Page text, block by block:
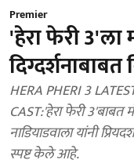
Premier
'हेरा फेरी 3'ला
दिग्दर्शनाबाबत
HERA PHERI 3
CAST:'हेरा फेरी 3'बाबत
नाडियाडवाला यांनी
स्पष्ट केले आहे.